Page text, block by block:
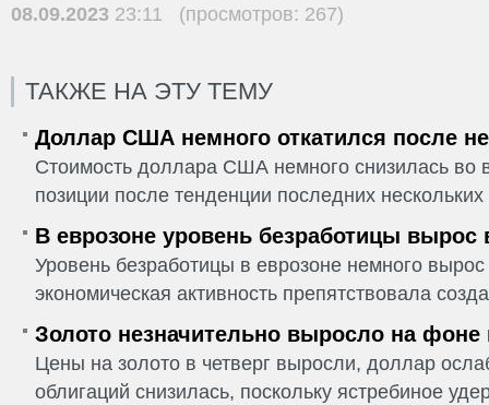
08.09.2023 23:11 (просмотров: 267)
ТАКЖЕ НА ЭТУ ТЕМУ
Доллар США немного откатился после
Стоимость доллара США немного снизилась во
позиции после тенденции последних
В еврозоне уровень безработицы вырос
Уровень безработицы в еврозоне немного
экономическая активность препятствовала
Золото незначительно выросло на фоне
Цены на золото в четверг выросли, доллар
облигаций снизилась, поскольку ястребиное